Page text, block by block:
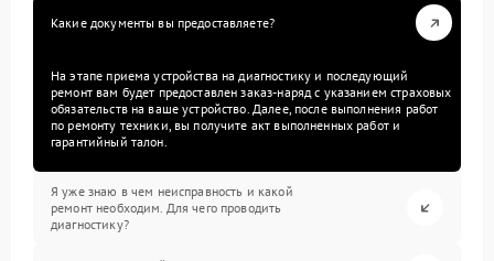
Какие документы вы предоставляете?
На этапе приема устройства на диагностику и последующий
ремонт вам будет предоставлен заказ-наряд с указанием страховых
обязательств на ваше устройство. Далее, после выполнения работ
по ремонту техники, вы получите акт выполненных работ и
гарантийный талон.
Я уже знаю в чем неисправность и какой
ремонт необходим. Для чего проводить
диагностику?